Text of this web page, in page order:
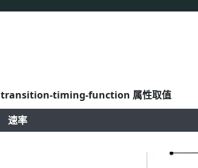
transition-timing-function 属性取值
速率